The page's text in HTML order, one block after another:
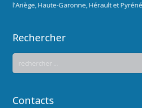
l'Ariège, Haute-Garonne, Hérault et
Rechercher
Contacts